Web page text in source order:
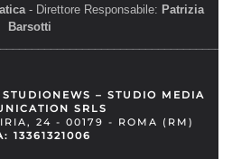
- Direttore Responsabile: Patrizia
Barsotti
– STUDIO MEDIA
SRLS
24 - 00179 - ROMA (RM)
13361321006